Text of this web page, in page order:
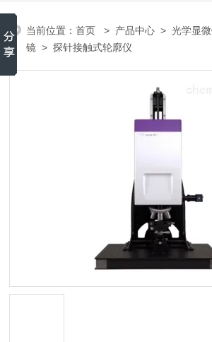
当前位置：首页 > 产品中心 >光学显
镜 > 探针接触式轮廓仪